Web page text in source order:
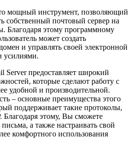
мощный инструмент, позволяющий
собственный почтовый сервер на
Благодаря этому программному
может создать
и управлять своей электронной
усилиями.
предоставляет широкий
которые сделают работу с
удобной и производительной.
– основные преимущества этого
поддерживает такие протоколы,
Благодаря этому, Вы сможете
а также настраивать свой
комфортного использования